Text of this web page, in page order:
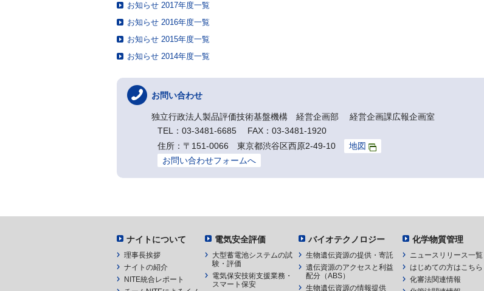
お知らせ 2017年度一覧
お知らせ 2016年度一覧
お知らせ 2015年度一覧
お知らせ 2014年度一覧
お問い合わせ
独立行政法人製品評価技術基盤機構 経営企画部 経営企画課広報企画室
TEL：03-3481-6685 FAX：03-3481-1920
住所：〒151-0066 東京都渋谷区西原2-49-10
地図
お問い合わせフォームへ
ナイトについて
理事長挨拶
ナイトの紹介
NITE統合レポート
電気安全評価
大型蓄電池システムの試
験・評価
電気保安技術支援業務・
スマート保安
バイオテクノロジー
生物遺伝資源の提供・寄託
遺伝資源のアクセスと利益
配分（ABS）
生物遺伝資源の情報提供
化学物質管理
ニュースリリース一覧
はじめての方はこちら
化審法関連情報